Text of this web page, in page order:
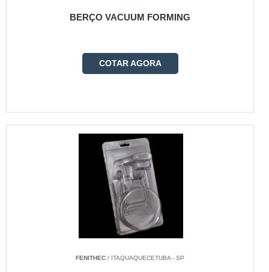
BERÇO VACUUM FORMING
COTAR AGORA
FENITHEC / ITAQUAQUECETUBA - SP